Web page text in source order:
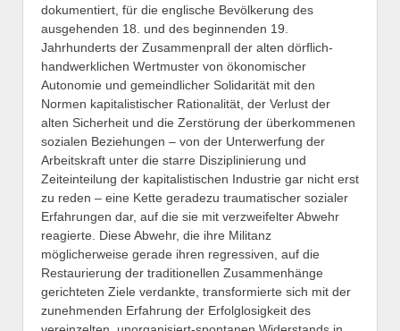
dokumentiert, für die englische Bevölkerung des
ausgehenden 18. und des beginnenden 19.
Jahrhunderts der Zusammenprall der alten dörflich-
handwerklichen Wertmuster von ökonomischer
Autonomie und gemeindlicher Solidarität mit den
Normen kapitalistischer Rationalität, der Verlust der
alten Sicherheit und die Zerstörung der überkommenen
sozialen Beziehungen – von der Unterwerfung der
Arbeitskraft unter die starre Disziplinierung und
Zeiteinteilung der kapitalistischen Industrie gar nicht erst
zu reden – eine Kette geradezu traumatischer sozialer
Erfahrungen dar, auf die sie mit verzweifelter Abwehr
reagierte. Diese Abwehr, die ihre Militanz
möglicherweise gerade ihren regressiven, auf die
Restaurierung der traditionellen Zusammenhänge
gerichteten Ziele verdankte, transformierte sich mit der
zunehmenden Erfahrung der Erfolglosigkeit des